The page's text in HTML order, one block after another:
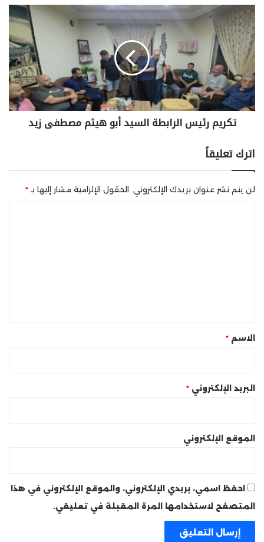
تكريم رئيس الرابطة السيد أبو هيثم مصطفى زيد
اترك تعليقاً
لن يتم نشر عنوان بريدك الإلكتروني. الحقول الإلزامية مشار إليها بـ*
* الاسم *
البريد الإلكتروني *
الموقع الإلكتروني
احفظ اسمي، بريدي الإلكتروني، والموقع الإلكتروني في هذا
المتصفح لاستخدامها المرة المقبلة في تعليقي.